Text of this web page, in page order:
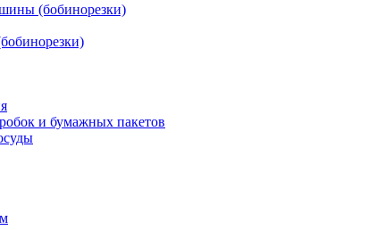
(бобинорезки)
и бумажных пакетов